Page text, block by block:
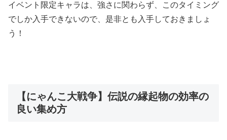
イベント限定キャラは、強さに関わらず、このタイミング
でしか入手できないので、是非とも入手しておきましょ
う！
【にゃんこ大戦争】伝説の縁起物の効率の
良い集め方